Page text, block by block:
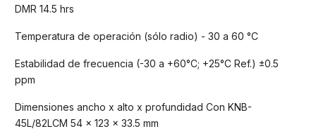
DMR 14.5 hrs
Temperatura de operación (sólo radio) - 30 a 60 °C
Estabilidad de frecuencia (-30 a +60°C; +25°C Ref.) ±0.5
ppm
Dimensiones ancho x alto x profundidad Con KNB-
45L/82LCM 54 x 123 x 33.5 mm